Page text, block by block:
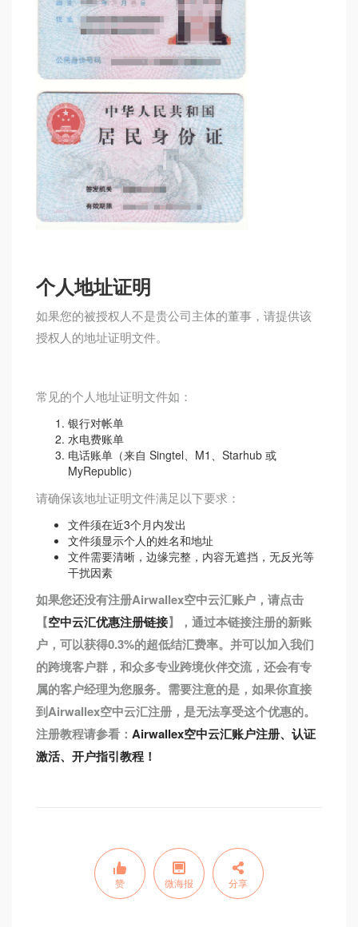
个人地址证明
如果您的被授权人不是贵公司主体的董事，请提供该
授权人的地址证明文件。
常见的个人地址证明文件如：
银行对帐单
水电费账单
电话账单（来自 Singtel、M1、Starhub 或
MyRepublic）
请确保该地址证明文件满足以下要求：
文件须在近3个月内发出
文件须显示个人的姓名和地址
文件需要清晰，边缘完整，内容无遮挡，无反光等
干扰因素
如果您还没有注册Airwallex空中云汇账户，请点击
【空中云汇优惠注册链接】，通过本链接注册的新账
户，可以获得0.3%的超低结汇费率。并可以加入我们
的跨境客户群，和众多专业跨境伙伴交流，还会有专
属的客户经理为您服务。需要注意的是，如果你直接
到Airwallex空中云汇注册，是无法享受这个优惠的。
注册教程请参看： Airwallex空中云汇账户注册、认证
激活、开户指引教程！
赞 微海报 分享